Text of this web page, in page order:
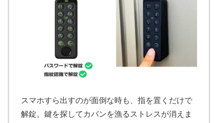
スマホすら出すのが面倒な時も、指を置くだけで
解錠。鍵を探してカバンを漁るストレスが消えま